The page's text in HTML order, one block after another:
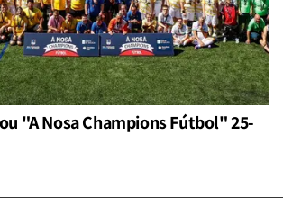
"A Nosa Champions Fútbol" 25-